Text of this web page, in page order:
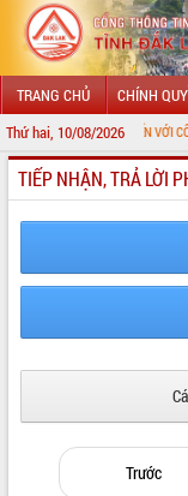
TRANG CHỦ CHÍNH
Thứ hai, 10/08/2026
CHÀO MỪNG ĐẾN VỚI CỔNG
GIỚI THIỆU
LÃNH ĐẠO UBND TỈNH
TIN TỨC SỰ KIỆN
UBND CÁC XÃ, PHƯỜNG
THÔNG TIN CHỈ ĐẠO ĐIỀU
HỆ THỐNG VĂN BẢN
TIẾP NHẬN, TRẢ LỜI
Trước